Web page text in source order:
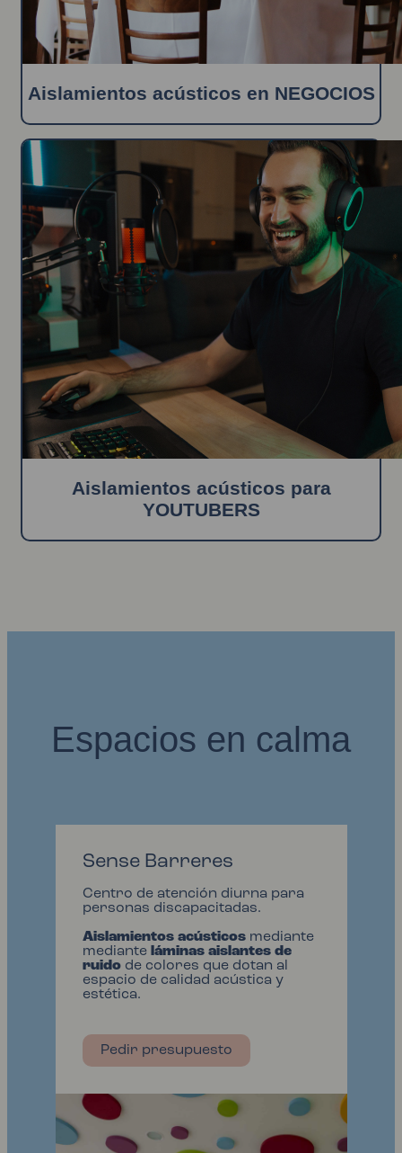
Aislamientos acústicos en NEGOCIOS
Aislamientos acústicos para
YOUTUBERS
Espacios en calma
Sense Barreres
Centro de atención diurna para
personas discapacitadas.
Aislamientos acústicosmediante
mediante láminas aislantes de
ruidode colores que dotan al
espacio de calidad acústica y
estética.
Pedir presupuesto